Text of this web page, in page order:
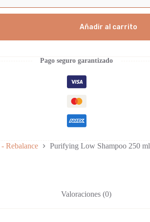
Añadir al carrito
Pago seguro garantizado
Rebalance Purifying Low Shampoo 250 ml
Valoraciones (0)